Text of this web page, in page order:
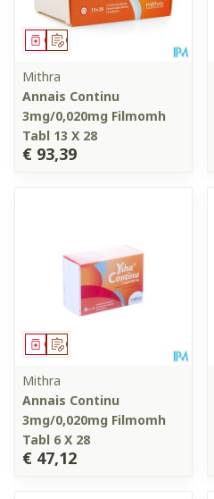
Op voorschrift
Geneesmiddel
Mithra
Annais Continu
3mg/0,020mg Filmomh
Tabl 13 X 28
€ 93,39
Op voorschrift
Geneesmiddel
Mithra
Annais Continu
3mg/0,020mg Filmomh
Tabl 6 X 28
€ 47,12